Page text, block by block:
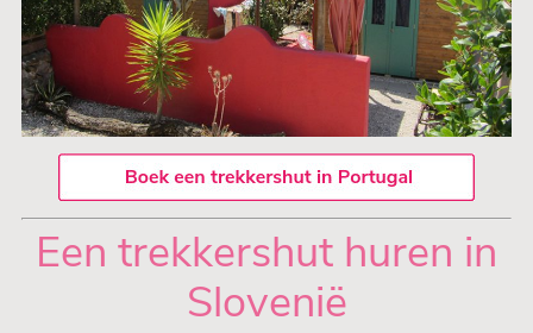
Een trekkershut huren in
Slovenië